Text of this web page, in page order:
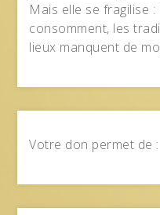
Mais elle se fragilise
consomment, les
lieux manquent de
Votre don permet de :